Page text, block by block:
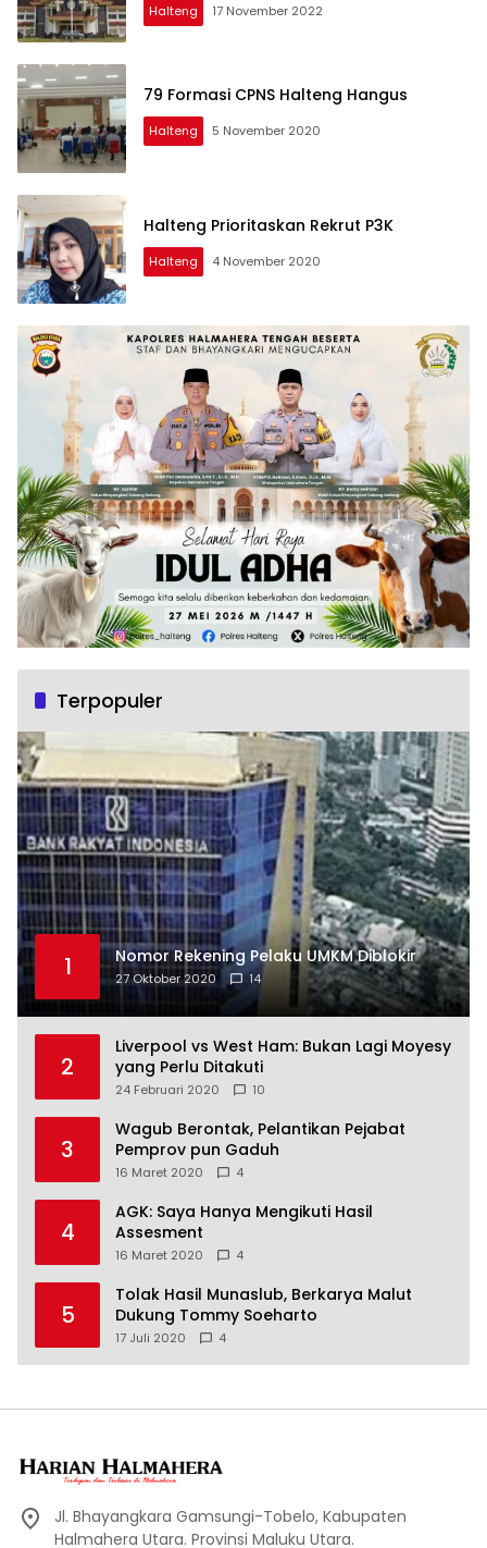
Halteng 17 November 2022
79 Formasi CPNS Halteng Hangus
Halteng 5 November 2020
Halteng Prioritaskan Rekrut P3K
Halteng 4 November 2020
Terpopuler
1 Nomor Rekening Pelaku UMKM Diblokir
27 Oktober 2020 14
2
Liverpool vs West Ham: Bukan Lagi Moyesy
yang Perlu Ditakuti
24 Februari 2020 10
3
Wagub Berontak, Pelantikan Pejabat
Pemprov pun Gaduh
16 Maret 2020 4
4
AGK: Saya Hanya Mengikuti Hasil
Assesment
16 Maret 2020 4
5
Tolak Hasil Munaslub, Berkarya Malut
Dukung Tommy Soeharto
17 Juli 2020 4
Jl. Bhayangkara Gamsungi-Tobelo, Kabupaten
Halmahera Utara. Provinsi Maluku Utara.